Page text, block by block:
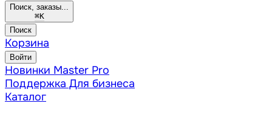
Поиск, заказы...
⌘K
Поиск
Корзина
Войти
Новинки Master Pro
Поддержка Для бизнеса
Каталог